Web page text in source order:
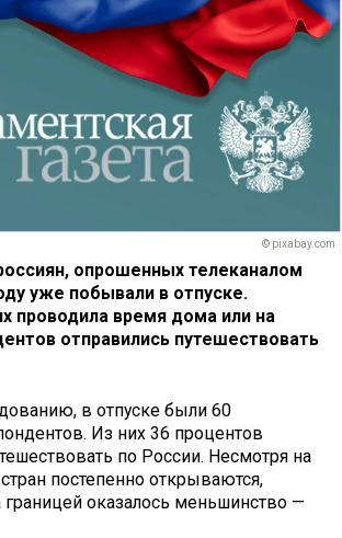
© pixabay.com
опрошенных телеканалом
уже побывали в отпуске.
проводила время дома или на
отправились путешествовать
в отпуске были 60
Из них 36 процентов
по России. Несмотря на
постепенно открываются,
границей оказалось меньшинство —